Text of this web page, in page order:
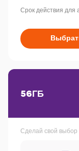
Срок действия для
56ГБ
Сделай свой выбор